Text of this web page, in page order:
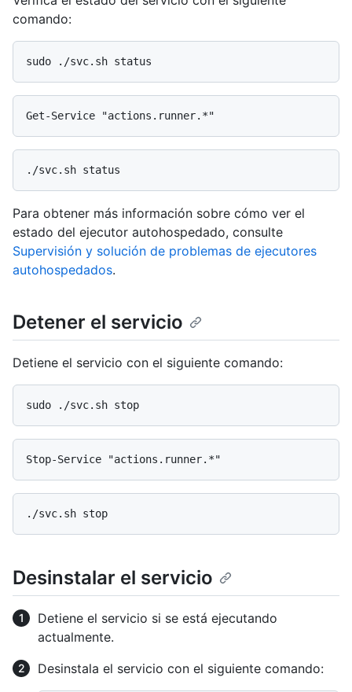
comando:
Para obtener más información sobre cómo ver el
estado del ejecutor autohospedado, consulte
Supervisión y solución de problemas de ejecutores
autohospedados.
Detener el servicio
Detiene el servicio con el siguiente comando:
Desinstalar el servicio
Detiene el servicio si se está ejecutando
actualmente.
Desinstala el servicio con el siguiente comando: